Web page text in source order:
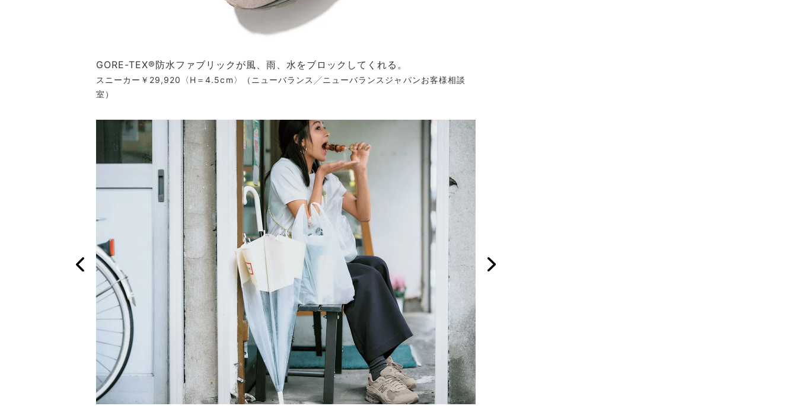
GORE-TEX®防水ファブリックが風、雨、水をブロックしてくれる。
スニーカー￥29,920〈H＝4.5cm〉（ニューバランス╱ニューバランスジャパンお客様相談
室）